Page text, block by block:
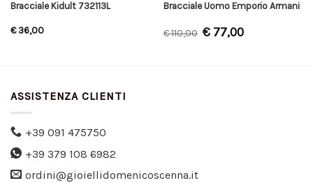
Bracciale Kidult 732113L
€36,00
Bracciale Uomo Emporio Armani
€110,00 €77,00
ASSISTENZA CLIENTI
+39 091 475750
+39 379 108 6982
ordini@gioiellidomenicoscenna.it